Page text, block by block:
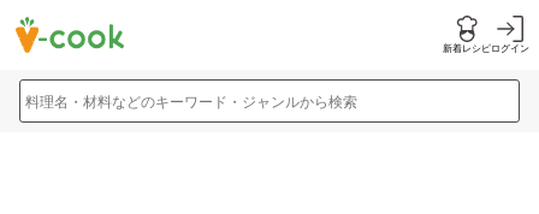
新着レシピログイン
料理名・材料などのキーワード・ジャンルから検索